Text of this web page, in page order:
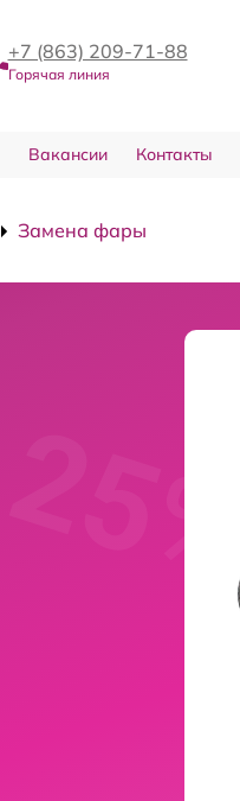
+7 (863) 209-71-88
Горячая линия
Вакансии Контакты
Замена фары